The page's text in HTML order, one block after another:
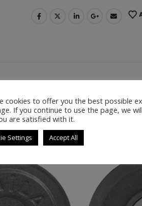
100% Πρωτογενές Λάστιχο με
cookies to offer you the best possible
If you continue to use the page, we
are satisfied with it.
Settings Accept All